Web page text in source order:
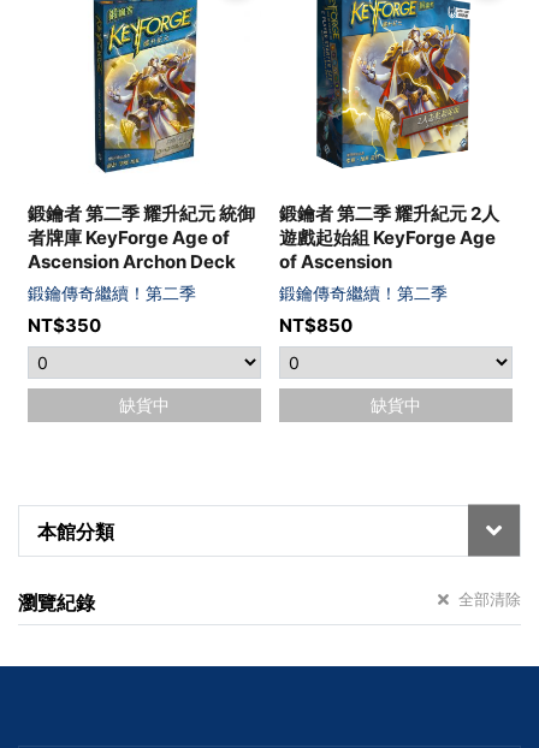
本館分類
瀏覽紀錄 全部清除
鍛鑰者 第二季 耀升紀元 統御
者牌庫 KeyForge Age of
Ascension Archon Deck
鍛鑰傳奇繼續！第二季
NT$350
缺貨中
鍛鑰者 第二季 耀升紀元 2人
遊戲起始組 KeyForge Age
of Ascension
鍛鑰傳奇繼續！第二季
NT$850
缺貨中